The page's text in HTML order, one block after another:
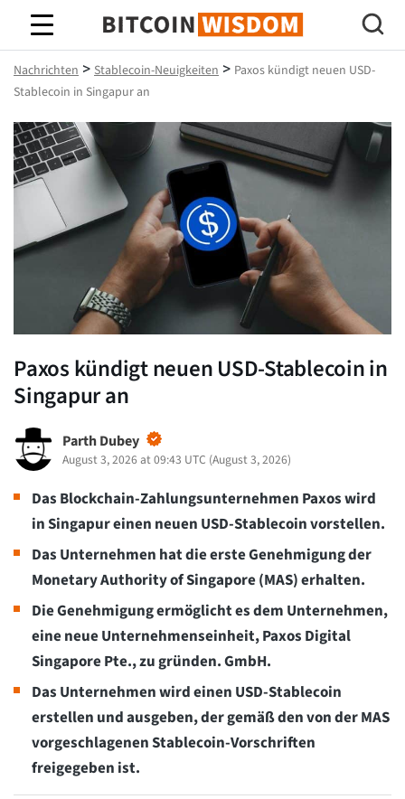
Bitcoin-Weisheit
Nachrichten > Stablecoin-Neuigkeiten > Paxos kündigt neuen USD-
Stablecoin in Singapur an
Paxos kündigt neuen USD-Stablecoin in
Singapur an
Parth Dubey
August 3, 2026 at 09:43 UTC (August 3, 2026)
Das Blockchain-Zahlungsunternehmen Paxos wird
in Singapur einen neuen USD-Stablecoin vorstellen.
Das Unternehmen hat die erste Genehmigung der
Monetary Authority of Singapore (MAS) erhalten.
Die Genehmigung ermöglicht es dem Unternehmen,
eine neue Unternehmenseinheit, Paxos Digital
Singapore Pte., zu gründen. GmbH.
Das Unternehmen wird einen USD-Stablecoin
erstellen und ausgeben, der gemäß den von der MAS
vorgeschlagenen Stablecoin-Vorschriften
freigegeben ist.